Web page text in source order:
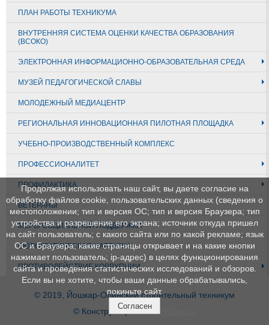
ПЛАН РАБОТЫ ТЕХНИКУМА
ВНУТРЕННЯЯ СИСТЕМА ОЦЕНКИ КАЧЕСТВА ОБРАЗОВАНИЯ
(ВСОКО)
ЭЛЕКТРОННАЯ ИНФОРМАЦИОННО-ОБРАЗОВАТЕЛЬНАЯ СРЕДА
МУЗЕЙ ПЕДАГОГИЧЕСКОЙ СЛАВЫ
МОЛОДЕЖНЫЙ МЕДИАЦЕНТР
РЕГИОНАЛЬНАЯ ИННОВАЦИОННАЯ ПИЛОТНАЯ ПЛОЩАДКА
УЧЕБНО-ПРОИЗВОДСТВЕННЫЙ КОМПЛЕКС
ПРОФЕССИОНАЛИТЕТ
ПРОФИЛАКТИКА
ВЕТЕРАНЫ
МЕРЫ СОЦИАЛЬНОЙ ПОДДЕРЖКИ
БЮРОКРАТИЧЕСКАЯ НАГРУЗКА
ПРОТИВОДЕЙСТВИЕ КОРРУПЦИИ
© 2019, Йошкар-Олинский строительный техникум
© Конструктор сайтов
Продолжая использовать наш сайт, вы даете согласие на
обработку файлов cookie, пользовательских данных (сведения о
местоположении; тип и версия ОС; тип и версия Браузера; тип
устройства и разрешение его экрана; источник откуда пришел
на сайт пользователь; с какого сайта или по какой рекламе; язык
ОС и Браузера; какие страницы открывает и на какие кнопки
нажимает пользователь; ip-адрес) в целях функционирования
сайта и проведения статистических исследований и обзоров.
Если вы не хотите, чтобы ваши данные обрабатывались,
покиньте сайт.
Согласен